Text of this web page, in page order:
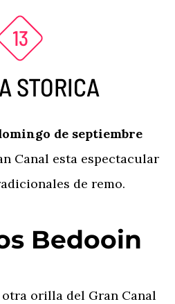
STORICA
de septiembre
Canal esta espectacular
de remo.
Bedooin
orilla del Gran Canal